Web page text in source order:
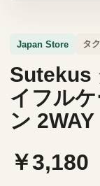
Japan Store タ
Sutekus
イフル
ン
￥3,180